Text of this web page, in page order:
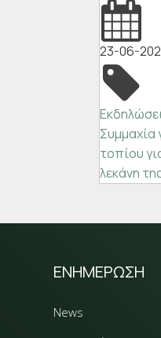
23-06-
Συμμαχία
τοπίου
λεκάνη
ΕΝΗΜΕΡΩΣΗ
News